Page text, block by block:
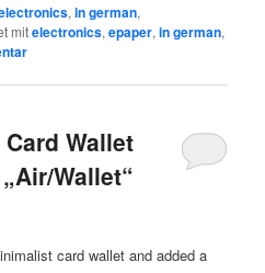
,in german,
mitelectronics,epaper,in german,
Wallet
Wallet“
card wallet and added a